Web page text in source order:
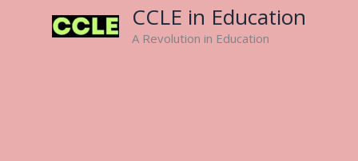
CCLE in Education
A Revolution in Education